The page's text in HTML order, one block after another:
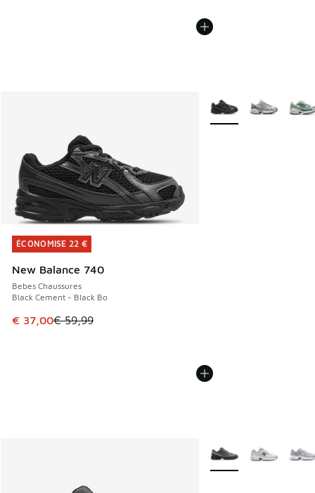
ÉCONOMISE 22 €
New Balance 740
Bebes Chaussures
Black Cement - Black Bo
Cet article est en promotion. Prix en baisse de € 59,99 à
€ 37,00€ 59,99
ÉCONOMISE 22 €
Plus de couleurs
Plus de couleurs